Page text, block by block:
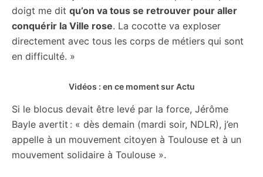
doigt me dit qu’on va tous se retrouver pour aller
conquérir la Ville rose. La cocotte va exploser
directement avec tous les corps de métiers qui sont
en difficulté. »
Vidéos : en ce moment sur Actu
Si le blocus devait être levé par la force, Jérôme
Bayle avertit : « dès demain (mardi soir, NDLR), j’en
appelle à un mouvement citoyen à Toulouse et à un
mouvement solidaire à Toulouse ».